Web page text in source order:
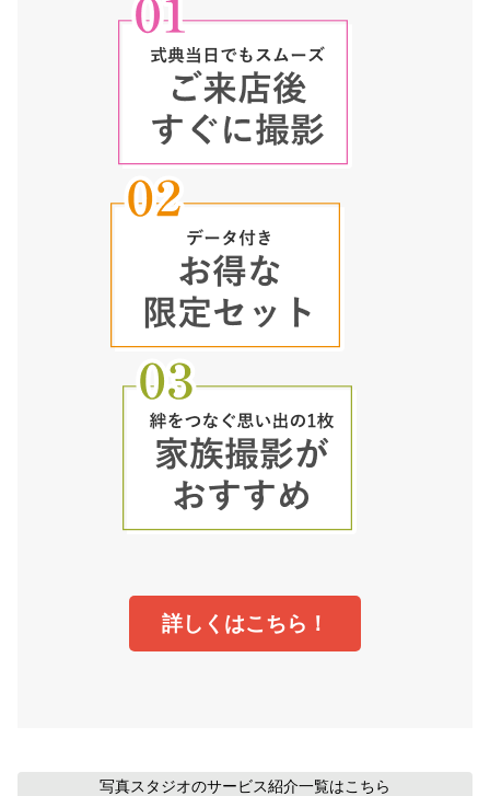
詳しくはこちら！
写真スタジオのサービス紹介一覧はこちら